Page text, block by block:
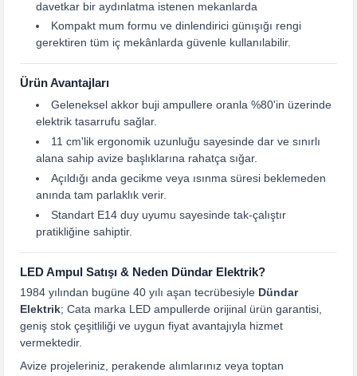
davetkar bir aydınlatma istenen mekanlarda
Kompakt mum formu ve dinlendirici günışığı rengi
gerektiren tüm iç mekânlarda güvenle kullanılabilir.
Ürün Avantajları
Geleneksel akkor buji ampullere oranla %80'in üzerinde
elektrik tasarrufu sağlar.
11 cm'lik ergonomik uzunluğu sayesinde dar ve sınırlı
alana sahip avize başlıklarına rahatça sığar.
Açıldığı anda gecikme veya ısınma süresi beklemeden
anında tam parlaklık verir.
Standart E14 duy uyumu sayesinde tak-çalıştır
pratikliğine sahiptir.
LED Ampul Satışı & Neden Dündar Elektrik?
1984 yılından bugüne 40 yılı aşan tecrübesiyle Dündar
Elektrik; Cata marka LED ampullerde orijinal ürün garantisi,
geniş stok çeşitliliği ve uygun fiyat avantajıyla hizmet
vermektedir.
Avize projeleriniz, perakende alımlarınız veya toptan